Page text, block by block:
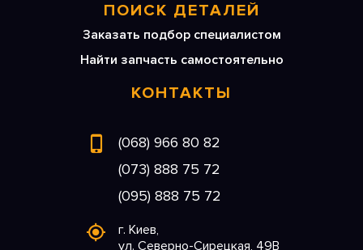
ПОИСК ДЕТАЛЕЙ
Заказать подбор специалистом
Найти запчасть самостоятельно
КОНТАКТЫ
(068) 966 80 82
(073) 888 75 72
(095) 888 75 72
г. Киев,
ул. Северно-Сирецкая, 49В